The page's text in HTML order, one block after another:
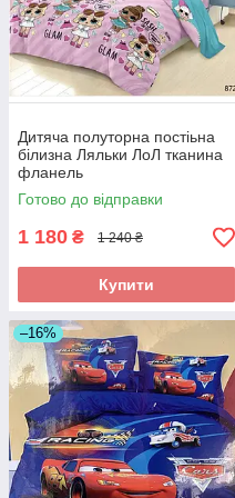
Дитяча полуторна постіьна
білизна Ляльки ЛоЛ тканина
фланель
Готово до відправки
1 180 ₴ 1 240 ₴
Купити
–16%